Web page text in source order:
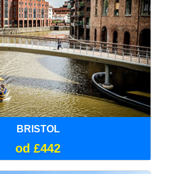
BRISTOL
od £442